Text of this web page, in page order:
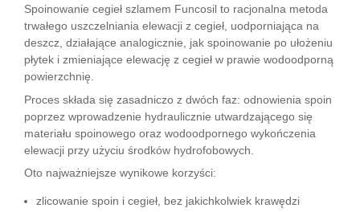
Spoinowanie cegieł szlamem Funcosil to racjonalna metoda
trwałego uszczelniania elewacji z cegieł, uodporniająca na
deszcz, działające analogicznie, jak spoinowanie po ułożeniu
płytek i zmieniające elewację z cegieł w prawie wodoodporną
powierzchnię.
Proces składa się zasadniczo z dwóch faz: odnowienia spoin
poprzez wprowadzenie hydraulicznie utwardzającego się
materiału spoinowego oraz wodoodpornego wykończenia
elewacji przy użyciu środków hydrofobowych.
Oto najważniejsze wynikowe korzyści:
zlicowanie spoin i cegieł, bez jakichkolwiek krawędzi